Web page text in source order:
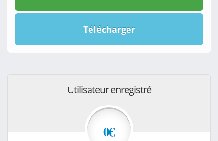
Télécharger
Utilisateur enregistré
0€